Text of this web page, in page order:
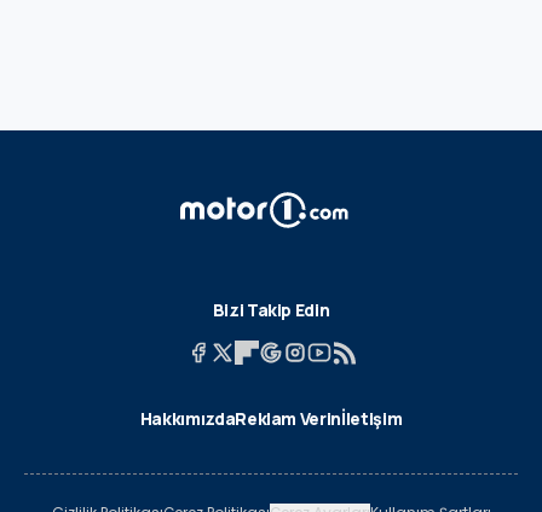
Bizi Takip Edin
HakkımızdaReklam Verinİletişim